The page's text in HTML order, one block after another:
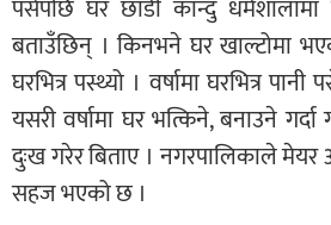
पसेपछि घर छाडी कान्दु
बताउँछिन् । किनभने घर खाल्टोमा
घरभित्र पस्थ्यो । वर्षामा घरभित्र
यसरी वर्षामा घर भत्किने, बनाउने
दुःख गरेर बिताए । नगरपालिकाले
सहज भएको छ ।